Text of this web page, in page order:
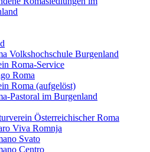
Volkshochschule Burgenland
Roma-Service
Roma
Roma (aufgelöst)
Pastoral im Burgenland
Österreichischer Roma
Viva Romnja
Svato
Centro